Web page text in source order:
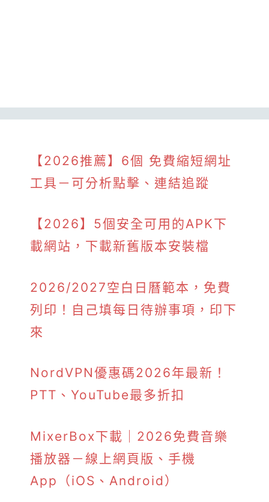
【2026推薦】6個 免費縮短網址
工具－可分析點擊、連結追蹤
【2026】5個安全可用的APK下
載網站，下載新舊版本安裝檔
2026/2027空白日曆範本，免費
列印！自己填每日待辦事項，印下
來
NordVPN優惠碼2026年最新！
PTT、YouTube最多折扣
MixerBox下載｜2026免費音樂
播放器－線上網頁版、手機
App（iOS、Android）